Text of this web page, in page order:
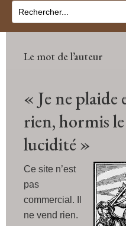
Le mot de l’auteur
« Je ne plaide
rien, hormis
lucidité »
Ce site n’est
pas
commercial. Il
ne vend rien.